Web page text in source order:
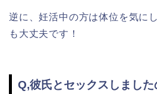
逆に、妊活中の方は体位を気に
も大丈夫です！
Q,彼氏とセックスしまし